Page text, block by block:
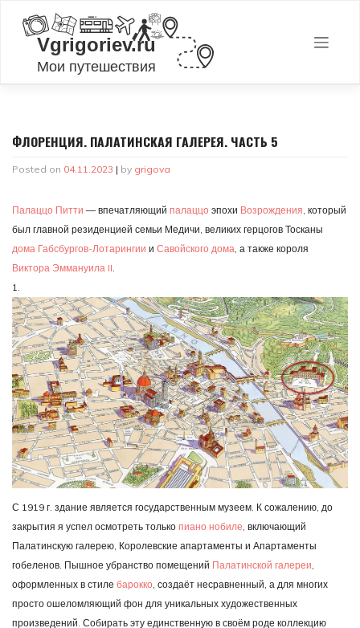
content
ФЛОРЕНЦИЯ. ПАЛАТИНСКАЯ ГАЛЕРЕЯ. ЧАСТЬ 5
Posted on 04.11.2023 | by grigova
Палаццо Питти — впечатляющий палаццо эпохи Возрождения , который
был главной резиденцией семьи Медичи, великих герцогов Тосканы
дома Габсбургов-Лотарингии и Савойского дома , а также короля
Виктора Эммануила II
1.
С 1919 г. здание является государственным музеем. К сожалению, до
закрытия я успел осмотреть только пиано нобиле , включающий
Палатинскую галерею, Королевские апартаменты и Апартаменты
гобеленов. Пышное убранство помещений Палатинской галереи
оформленных в стиле барокко , создаёт несравненный, а для многих
просто ошеломляющий фон для уникальных художественных
произведений. Собирать эту единственную в своём роде коллекцию